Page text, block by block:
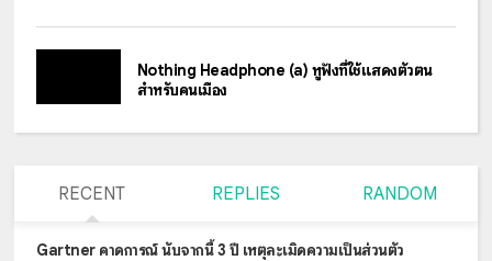
Nothing Headphone (a) หูฟังที่ใช้แสดงตัวตน
สำหรับคนเมือง
RECENT REPLIES RANDOM
Gartner คาดการณ์ นับจากนี้ 3 ปี เหตุละเมิดความเป็นส่วนตัว